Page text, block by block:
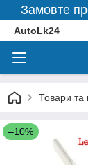
Замовте
AutoLk24
Товари та
–10%